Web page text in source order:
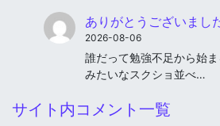
ありがとうございまし
2026-08-06
誰だって勉強不足から始
みたいなスクショ並べ…
サイト内コメント一覧